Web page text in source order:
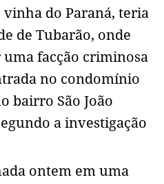
do Paraná, teria
de Tubarão, onde
facção criminosa
no condomínio
bairro São João
a investigação
ontem em uma